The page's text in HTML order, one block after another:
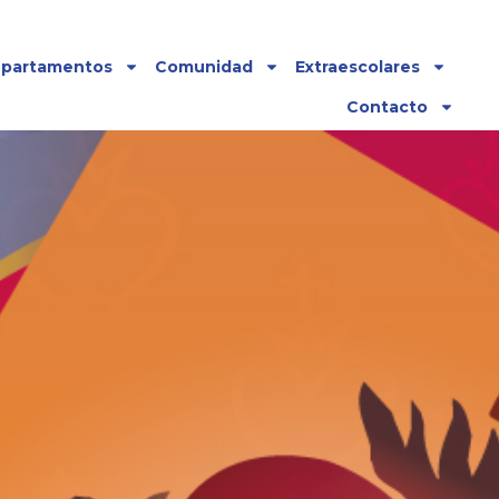
Comunidad
Extraescolares
Contacto